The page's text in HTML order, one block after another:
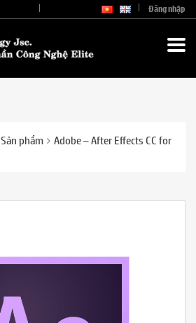
Đăng nhập
Sản phẩm
Adobe – After Effects CC for